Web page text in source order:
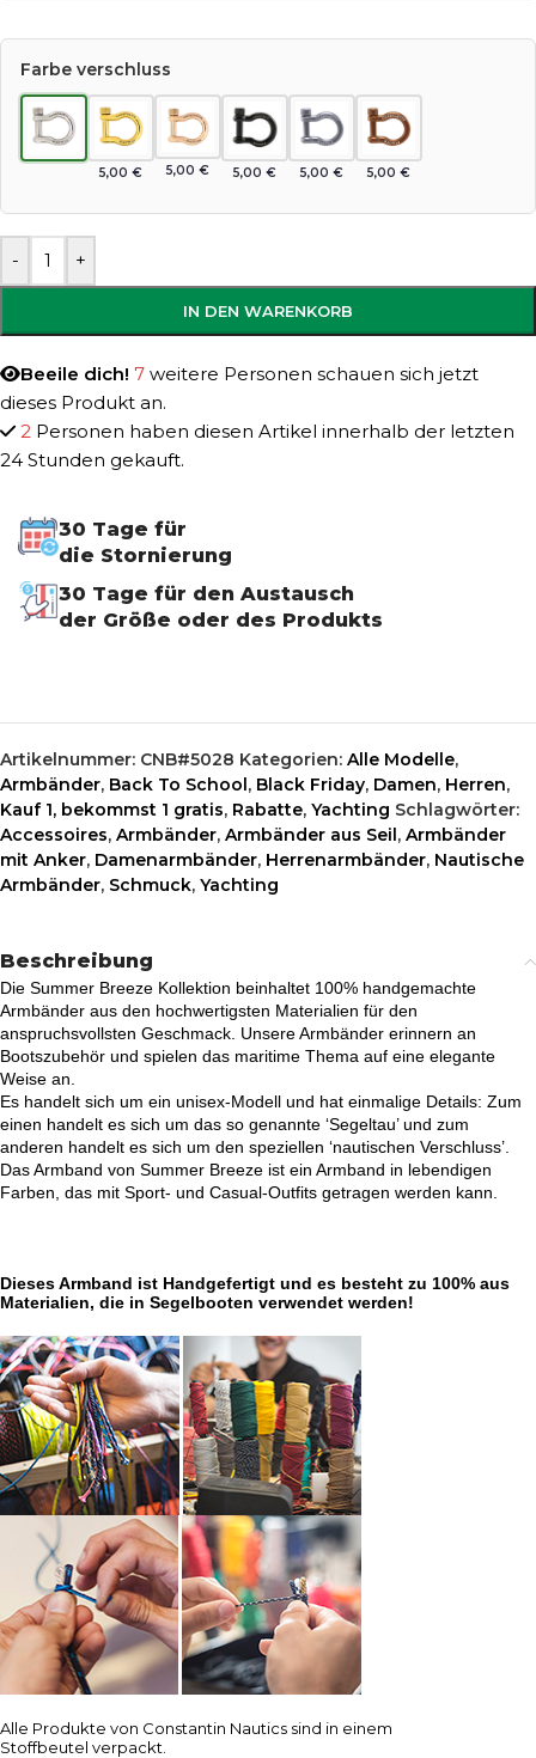
Farbe verschluss
5,00 € 5,00 € 5,00 € 5,00 € 5,00 €
- +
IN DEN WARENKORB
Beeile dich! 7 weitere Personen schauen sich jetzt
dieses Produkt an.
2 Personen haben diesen Artikel innerhalb der letzten
24 Stunden gekauft.
30 Tage für
die Stornierung
30 Tage für den Austausch
der Größe oder des Produkts
Artikelnummer: CNB#5028 Kategorien: Alle Modelle,
Armbänder, Back To School, Black Friday, Damen, Herren,
Kauf 1, bekommst 1 gratis, Rabatte, Yachting Schlagwörter:
Accessoires, Armbänder, Armbänder aus Seil, Armbänder
mit Anker, Damenarmbänder, Herrenarmbänder, Nautische
Armbänder, Schmuck, Yachting
Beschreibung
Die Summer Breeze Kollektion beinhaltet 100% handgemachte
Armbänder aus den hochwertigsten Materialien für den
anspruchsvollsten Geschmack. Unsere Armbänder erinnern an
Bootszubehör und spielen das maritime Thema auf eine elegante
Weise an.
Es handelt sich um ein unisex-Modell und hat einmalige Details: Zum
einen handelt es sich um das so genannte ‘Segeltau’ und zum
anderen handelt es sich um den speziellen ‘nautischen Verschluss’.
Das Armband von Summer Breeze ist ein Armband in lebendigen
Farben, das mit Sport- und Casual-Outfits getragen werden kann.
Dieses Armband ist Handgefertigt und es besteht zu 100% aus
Materialien, die in Segelbooten verwendet werden!
Alle Produkte von Constantin Nautics sind in einem
Stoffbeutel verpackt.